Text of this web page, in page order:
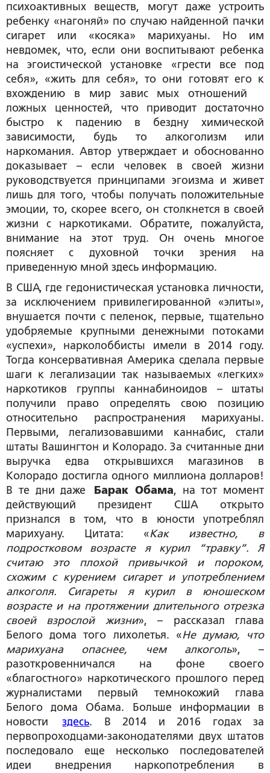
психоактивных веществ, могут даже устроить
ребенку «нагоняй» по случаю найденной пачки
сигарет или «косяка» марихуаны. Но им
невдомек, что, если они воспитывают ребенка
на эгоистической установке «грести все под
себя», «жить для себя», то они готовят его к
вхождению в мир завис мых отношений
ложных ценностей, что приводит достаточно
быстро к падению в бездну химической
зависимости, будь то алкоголизм или
наркомания. Автор утверждает и обоснованно
доказывает – если человек в своей жизни
руководствуется принципами эгоизма и живет
лишь для того, чтобы получать положительные
эмоции, то, скорее всего, он столкнется в своей
жизни с наркотиками. Обратите, пожалуйста,
внимание на этот труд. Он очень многое
поясняет с духовной точки зрения на
приведенную мной здесь информацию.
В США, где гедонистическая установка личности,
за исключением привилегированной «элиты»,
внушается почти с пеленок, первые, тщательно
удобряемые крупными денежными потоками
«успехи», нарколоббисты имели в 2014 году.
Тогда консервативная Америка сделала первые
шаги к легализации так называемых «легких»
наркотиков группы каннабиноидов – штаты
получили право определять свою позицию
относительно распространения марихуаны.
Первыми, легализовавшими каннабис, стали
штаты Вашингтон и Колорадо. За считанные дни
выручка едва открывшихся магазинов в
Колорадо достигла одного миллиона долларов!
В те дни даже
Барак Обама, на тот момент
действующий президент США открыто
признался в том, что в юности употреблял
марихуану. Цитата: «Как известно, в
подростковом возрасте я курил “травку”. Я
считаю это плохой привычкой и пороком,
схожим с курением сигарет и употреблением
алкоголя. Сигареты я курил в юношеском
возрасте и на протяжении длительного отрезка
своей взрослой жизни», – рассказал глава
Белого дома того лихолетья. «Не думаю, что
марихуана опаснее, чем алкоголь», –
разоткровенничался на фоне своего
«благостного» наркотического прошлого перед
журналистами первый темнокожий глава
Белого дома Обама. Больше информации в
новостиздесь. В 2014 и 2016 годах за
первопроходцами-законодателями двух штатов
последовало еще несколько последователей
идеи внедрения наркопотребления в